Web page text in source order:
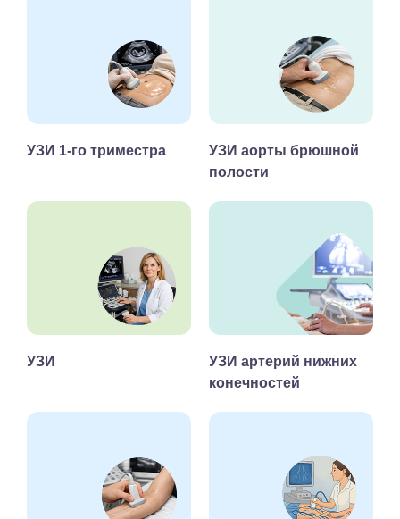
УЗИ 1-го триместра
УЗИ аорты брюшной
полости
УЗИ
УЗИ артерий нижних
конечностей